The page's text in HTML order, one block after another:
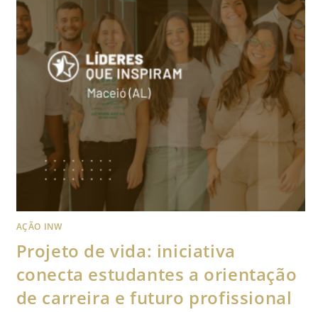
AÇÃO INW
Projeto de vida: iniciativa
conecta estudantes a orientação
de carreira e futuro profissional